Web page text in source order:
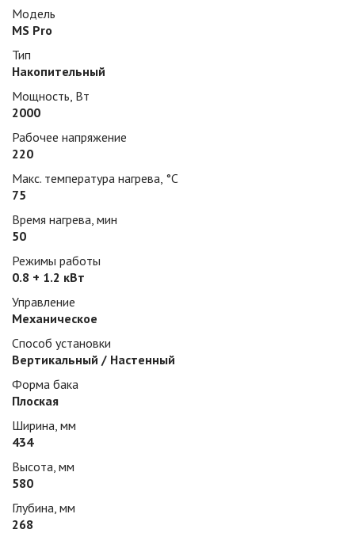
Модель
MS Pro
Тип
Накопительный
Мощность, Вт
2000
Рабочее напряжение
220
Макс. температура нагрева, °С
75
Время нагрева, мин
50
Режимы работы
0.8 + 1.2 кВт
Управление
Механическое
Способ установки
Вертикальный / Настенный
Форма бака
Плоская
Ширина, мм
434
Высота, мм
580
Глубина, мм
268